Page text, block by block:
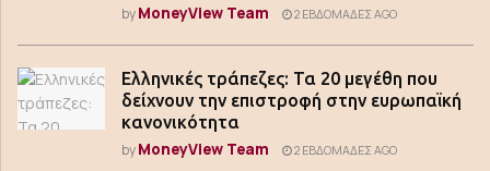
byMoneyView Team 2 ΕΒΔΟΜΆΔΕΣ AGO
Ελληνικές τράπεζες: Τα 20 μεγέθη που
δείχνουν την επιστροφή στην ευρωπαϊκή
κανονικότητα
byMoneyView Team 2 ΕΒΔΟΜΆΔΕΣ AGO